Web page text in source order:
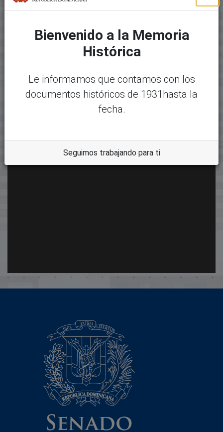
Bienvenido a la Memoria
Histórica
Le informamos que contamos con los
documentos históricos de 1931hasta la
fecha.
Seguimos trabajando para ti